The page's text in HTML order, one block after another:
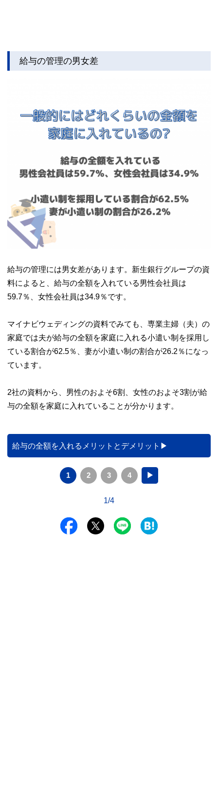
給与の管理の男女差
給与の管理には男女差があります。新生銀行グループの資
料によると、給与の全額を入れている男性会社員は
59.7％、女性会社員は34.9％です。
マイナビウェディングの資料でみても、専業主婦（夫）の
家庭では夫が給与の全額を家庭に入れる小遣い制を採用し
ている割合が62.5％、妻が小遣い制の割合が26.2％になっ
ています。
2社の資料から、男性のおよそ6割、女性のおよそ3割が給
与の全額を家庭に入れていることが分かります。
給与の全額を入れるメリットとデメリット
1 2 3 4 ▶
1/4